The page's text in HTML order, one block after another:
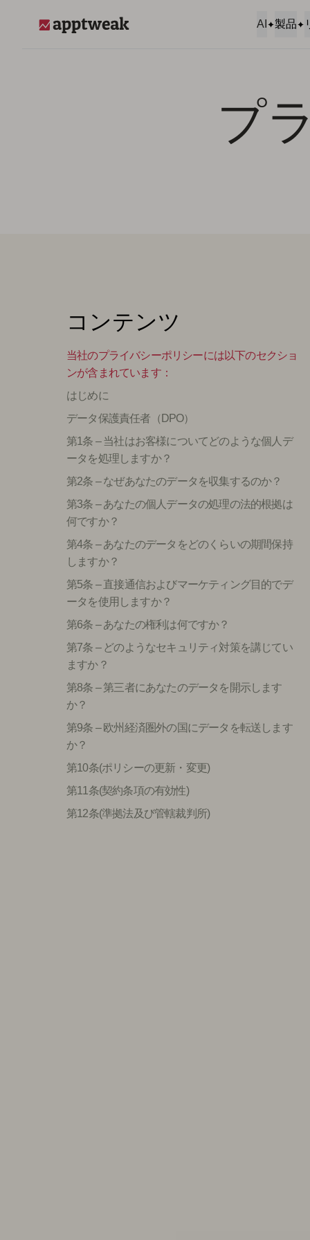
AI 製品
プ
コンテンツ
当社のプライバシーポリシーには以下のセクショ
ンが含まれています：
はじめに
データ保護責任者（DPO）
第1条 – 当社はお客様についてどのような個人デ
ータを処理しますか？
第2条 – なぜあなたのデータを収集するのか？
第3条 – あなたの個人データの処理の法的根拠は
何ですか？
第4条 – あなたのデータをどのくらいの期間保持
しますか？
第5条 – 直接通信およびマーケティング目的でデ
ータを使用しますか？
第6条 – あなたの権利は何ですか？
第7条 – どのようなセキュリティ対策を講じてい
ますか？
第8条 – 第三者にあなたのデータを開示します
か？
第9条 – 欧州経済圏外の国にデータを転送します
か？
第10条(ポリシーの更新・変更)
第11条(契約条項の有効性)
第12条(準拠法及び管轄裁判所)